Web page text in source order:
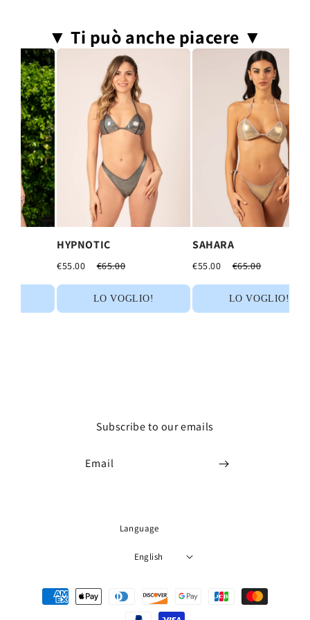
▼ Ti può anche piacere ▼
HYPNOTIC
€65.00
LO VOGLIO!
SAHARA
€65.00
LO VOGLIO!
Subscribe to our emails
Email
Language
English
Payment
methods